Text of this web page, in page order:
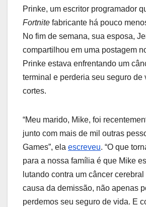
Prinke, um escritor programador
Fortnite fabricante há pouco
No fim de semana, sua esposa,
compartilhou em uma postagem
Prinke estava enfrentando um
terminal e perderia seu seguro de
cortes.
“Meu marido, Mike, foi
junto com mais de mil outras
Games”, ela escreveu. “O que
para a nossa família é que Mike
lutando contra um câncer
causa da demissão, não apenas
perdemos seu seguro de vida. E